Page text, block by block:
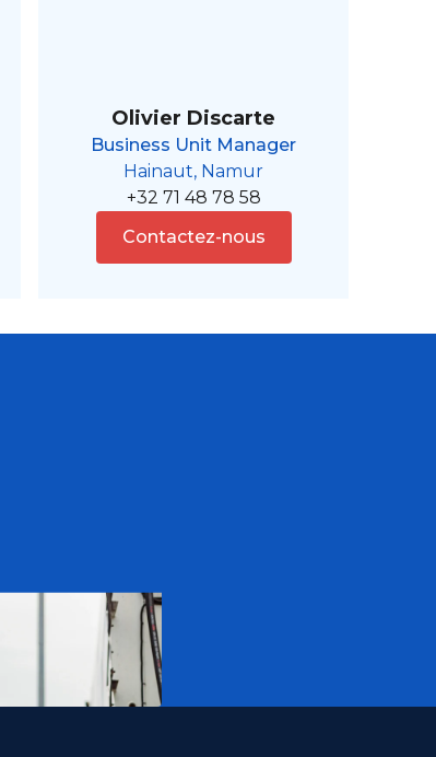
Olivier Discarte
Business Unit Manager
Hainaut, Namur
+32 71 48 78 58
Contactez-nous